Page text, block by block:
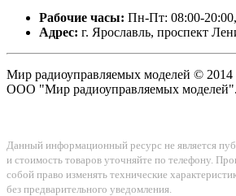
Рабочие часы: Пн-Пт: 08:00-
Адрес: г. Ярославль, проспект
Мир радиоуправляемых моделей © 2014
ООО "Мир радиоуправляемых моделей".
Данный информационный ресурс не является
и стоимость товаров уточняйте по телефону.
собой право изменять технические
без предварительного уведомления.